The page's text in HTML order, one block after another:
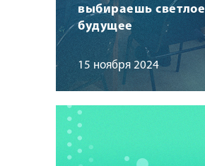
выбираешь светлое
будущее
15 ноября 2024